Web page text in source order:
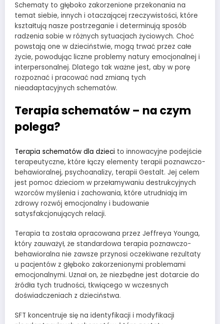
Schematy to głęboko zakorzenione przekonania na
temat siebie, innych i otaczającej rzeczywistości, które
kształtują nasze postrzeganie i determinują sposób
radzenia sobie w różnych sytuacjach życiowych. Choć
powstają one w dzieciństwie, mogą trwać przez całe
życie, powodując liczne problemy natury emocjonalnej i
interpersonalnej. Dlatego tak ważne jest, aby w porę
rozpoznać i pracować nad zmianą tych
nieadaptacyjnych schematów.
Terapia schematów – na czym
polega?
Terapia schematów dla dzieci to innowacyjne podejście
terapeutyczne, które łączy elementy terapii poznawczo-
behawioralnej, psychoanalizy, terapii Gestalt. Jej celem
jest pomoc dzieciom w przełamywaniu destrukcyjnych
wzorców myślenia i zachowania, które utrudniają im
zdrowy rozwój emocjonalny i budowanie
satysfakcjonujących relacji.
Terapia ta została opracowana przez Jeffreya Younga,
który zauważył, że standardowa terapia poznawczo-
behawioralna nie zawsze przynosi oczekiwane rezultaty
u pacjentów z głęboko zakorzenionymi problemami
emocjonalnymi. Uznał on, że niezbędne jest dotarcie do
źródła tych trudności, tkwiącego w wczesnych
doświadczeniach z dzieciństwa.
SFT koncentruje się na identyfikacji i modyfikacji